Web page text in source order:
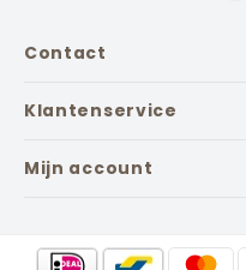
Contact
Klantenservice
Mijn account